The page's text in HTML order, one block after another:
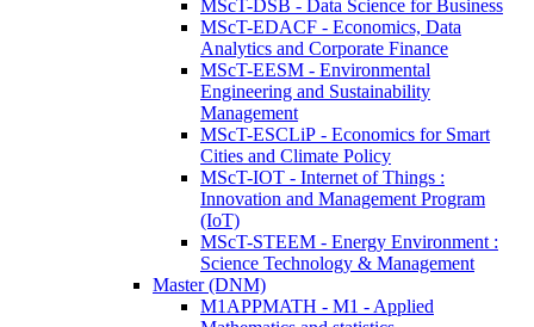
MScT-DSB - Data Science for Business
MScT-EDACF - Economics, Data
Analytics and Corporate Finance
MScT-EESM - Environmental
Engineering and Sustainability
Management
MScT-ESCLiP - Economics for Smart
Cities and Climate Policy
MScT-IOT - Internet of Things :
Innovation and Management Program
(IoT)
MScT-STEEM - Energy Environment :
Science Technology & Management
Master (DNM)
M1APPMATH - M1 - Applied